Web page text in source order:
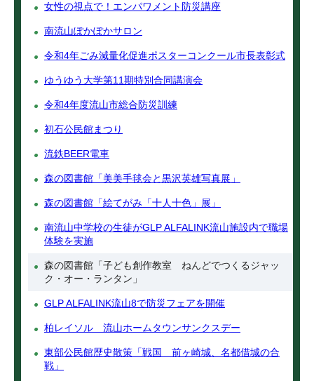
女性の視点で！エンパワメント防災講座
南流山ぽかぽかサロン
令和4年ごみ減量化促進ポスターコンクール市長表彰式
ゆうゆう大学第11期特別合同講演会
令和4年度流山市総合防災訓練
初石公民館まつり
流鉄BEER電車
森の図書館「美美手毬会と黒沢英雄写真展」
森の図書館「絵てがみ「十人十色」展」
南流山中学校の生徒がGLP ALFALINK流山施設内で職場
体験を実施
森の図書館「子ども創作教室 ねんどでつくるジャッ
ク・オー・ランタン」
GLP ALFALINK流山8で防災フェアを開催
柏レイソル 流山ホームタウンサンクスデー
東部公民館歴史散策「戦国 前ヶ崎城、名都借城の合
戦」